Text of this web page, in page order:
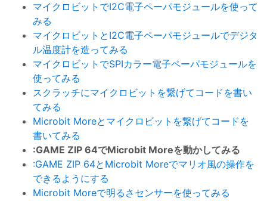
マイクロビットでI2C電子ペーパモジュールを使って
みる
マイクロビットとI2C電子ペーパモジュールでデジタ
ル温度計を造ってみる
マイクロビットでSPIカラー電子ペーパモジュールを
使ってみる
スクラッチにマイクロビットを繋げてコードを書い
てみる
Microbit Moreとマイクロビットを繋げてコードを
書いてみる
:GAME ZIP 64でMicrobit Moreを動かしてみる
:GAME ZIP 64とMicrobit Moreでマリオ風の操作を
できるようにする
Microbit Moreで明るさセンサーを使ってみる